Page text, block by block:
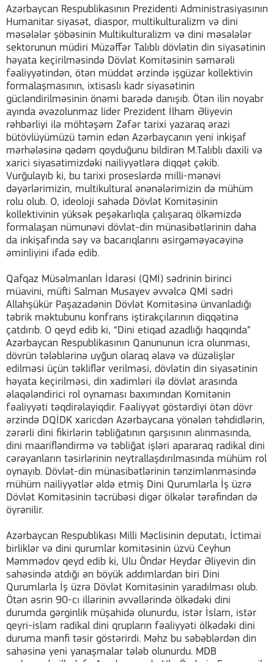
Azərbaycan Respublikasının Prezidenti Administrasiyasının
Humanitar siyasət, diaspor, multikulturalizm və dini
məsələlər şöbəsinin Multikulturalizm və dini məsələlər
sektorunun müdiri Müzəffər Talıblı dövlətin din siyasətinin
həyata keçirilməsində Dövlət Komitəsinin səmərəli
fəaliyyətindən, ötən müddət ərzində işgüzar kollektivin
formalaşmasının, ixtisaslı kadr siyasətinin
gücləndirilməsinin önəmi barədə danışıb. Ötən ilin noyabr
ayında əvəzolunmaz lider Prezident İlham Əliyevin
rəhbərliyi ilə möhtəşəm Zəfər tarixi yazaraq ərazi
bütövlüyümüzü təmin edən Azərbaycanın yeni inkişaf
mərhələsinə qədəm qoyduğunu bildirən M.Talıblı daxili və
xarici siyasətimizdəki nailiyyətlərə diqqət çəkib.
Vurğulayıb ki, bu tarixi proseslərdə milli-mənəvi
dəyərlərimizin, multikultural ənənələrimizin də mühüm
rolu olub. O, ideoloji sahədə Dövlət Komitəsinin
kollektivinin yüksək peşəkarlıqla çalışaraq ölkəmizdə
formalaşan nümunəvi dövlət-din münasibətlərinin daha
da inkişafında səy və bacarıqlarını əsirgəməyəcəyinə
əminliyini ifadə edib.
Qafqaz Müsəlmanları İdarəsi (QMİ) sədrinin birinci
müavini, müfti Salman Musayev əvvəlcə QMİ sədri
Allahşükür Paşazadənin Dövlət Komitəsinə ünvanladığı
təbrik məktubunu konfrans iştirakçılarının diqqətinə
çatdırıb. O qeyd edib ki, “Dini etiqad azadlığı haqqında”
Azərbaycan Respublikasının Qanununun icra olunması,
dövrün tələblərinə uyğun olaraq əlavə və düzəlişlər
edilməsi üçün təkliflər verilməsi, dövlətin din siyasətinin
həyata keçirilməsi, din xadimləri ilə dövlət arasında
əlaqələndirici rol oynaması baxımından Komitənin
fəaliyyəti təqdirəlayiqdir. Fəaliyyət göstərdiyi ötən dövr
ərzində DQİDK xaricdən Azərbaycana yönələn təhdidlərin,
zərərli dini fikirlərin təbliğatının qarşısının alınmasında,
dini maarifləndirmə və təbliğat işləri apararaq radikal dini
cərəyanların təsirlərinin neytrallaşdırılmasında mühüm rol
oynayıb. Dövlət-din münasibətlərinin tənzimlənməsində
mühüm nailiyyətlər əldə etmiş Dini Qurumlarla İş üzrə
Dövlət Komitəsinin təcrübəsi digər ölkələr tərəfindən də
öyrənilir.
Azərbaycan Respublikası Milli Məclisinin deputatı, İctimai
birliklər və dini qurumlar komitəsinin üzvü Ceyhun
Məmmədov qeyd edib ki, Ulu Öndər Heydər Əliyevin din
sahəsində atdığı ən böyük addımlardan biri Dini
Qurumlarla İş üzrə Dövlət Komitəsinin yaradılması olub.
Ötən əsrin 90-cı illərinin əvvəllərində ölkədəki dini
durumda gərginlik müşahidə olunurdu, istər İslam, istər
qeyri-islam radikal dini qrupların fəaliyyəti ölkədəki dini
duruma mənfi təsir göstərirdi. Məhz bu səbəblərdən din
sahəsinə yeni yanaşmalar tələb olunurdu. MDB